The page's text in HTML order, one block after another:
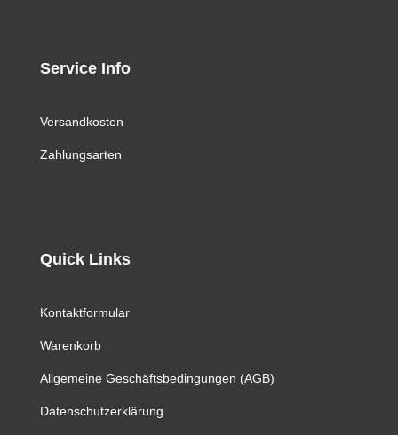
Service Info
Versandkosten
Zahlungsarten
Quick Links
Kontaktformular
Warenkorb
Allgemeine Geschäftsbedingungen (AGB)
Datenschutzerklärung